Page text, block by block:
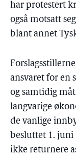
har protestert
også motsatt
blant annet
ansvaret for en
og samtidig
langvarige
de vanlige
besluttet 1. juni
ikke returnere